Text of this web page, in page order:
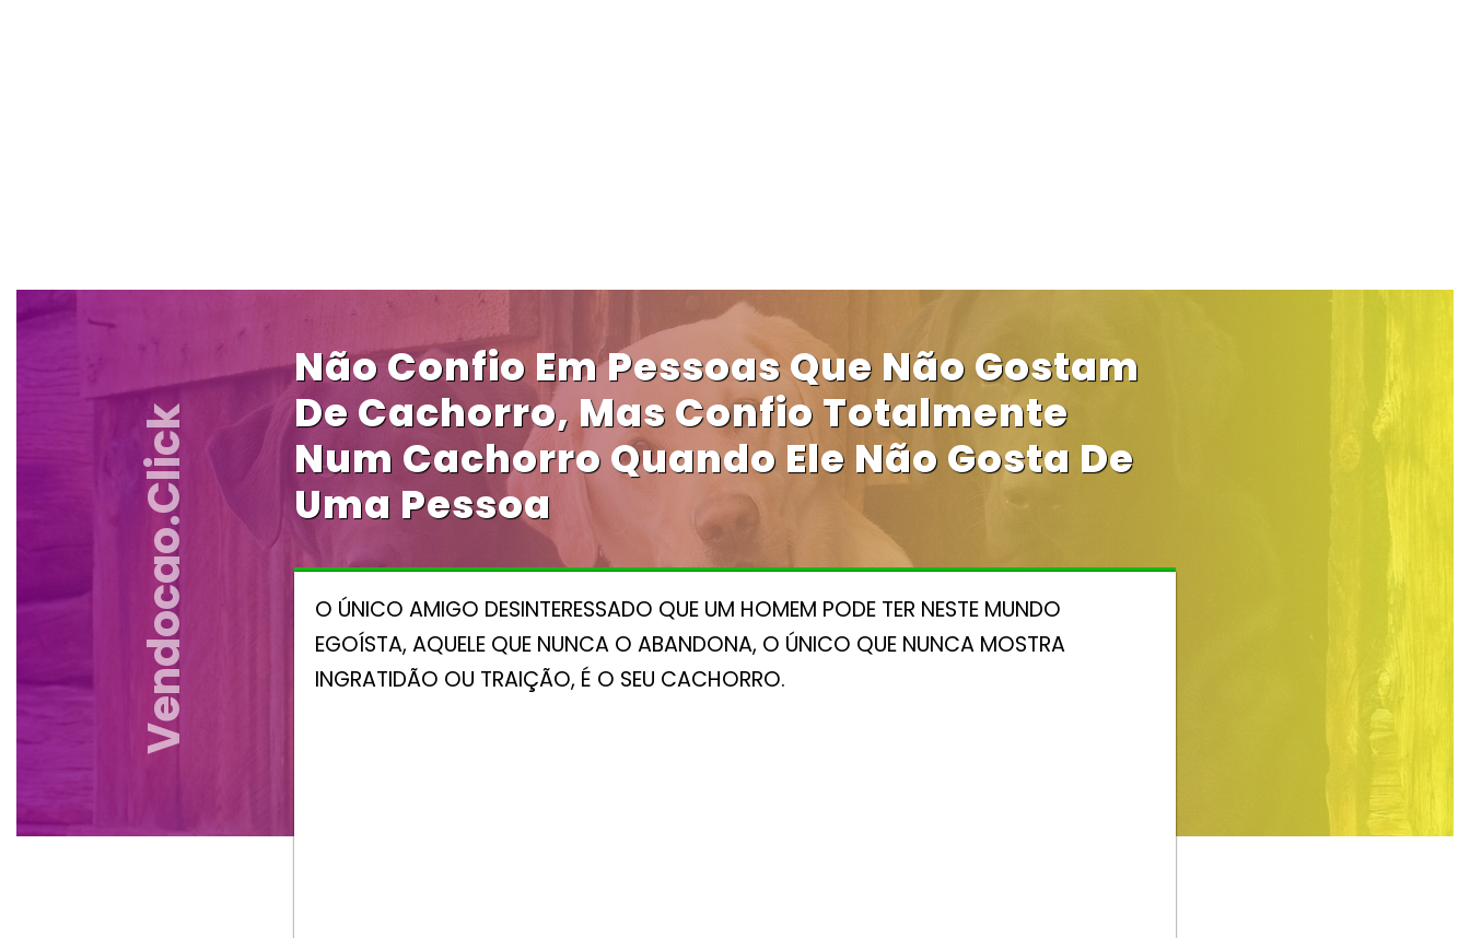
Vendocao.click
Não Confio Em Pessoas Que Não Gostam
De Cachorro, Mas Confio Totalmente
Num Cachorro Quando Ele Não Gosta De
Uma Pessoa
O ÚNICO AMIGO DESINTERESSADO QUE UM HOMEM PODE TER NESTE MUNDO
EGOÍSTA, AQUELE QUE NUNCA O ABANDONA, O ÚNICO QUE NUNCA MOSTRA
INGRATIDÃO OU TRAIÇÃO, É O SEU CACHORRO.